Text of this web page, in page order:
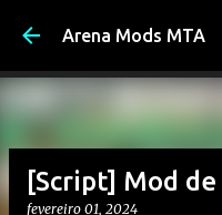
Pular para
Arena Mods MTA
[Script] Mod
fevereiro 01, 2024